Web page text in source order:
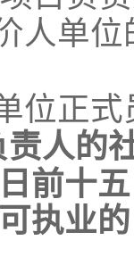
人单位
位正式
人的
前十
执业